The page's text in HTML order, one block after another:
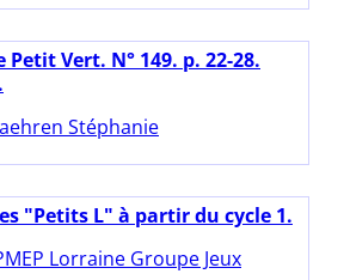
Petit Vert. N° 149. p. 22-28.
Stéphanie
"Petits L" à partir du cycle 1.
Lorraine Groupe Jeux